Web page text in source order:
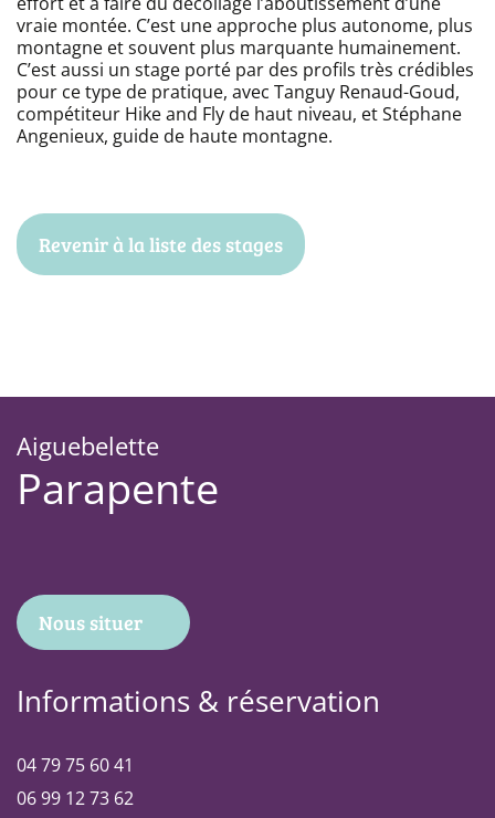
vraie montée. C’est une approche plus autonome, plus
montagne et souvent plus marquante humainement.
C’est aussi un stage porté par des profils très crédibles
pour ce type de pratique, avec Tanguy Renaud-Goud,
compétiteur Hike and Fly de haut niveau, et Stéphane
Angenieux, guide de haute montagne.
Revenir à la liste des stages
Aiguebelette
Parapente
Nous situer
Informations & réservation
04 79 75 60 41
06 99 12 73 62